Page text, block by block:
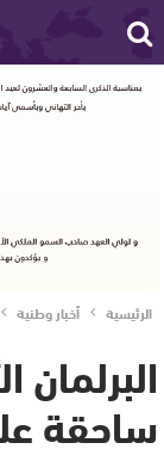
الرئيسية أخبار وطنية
ساحقة